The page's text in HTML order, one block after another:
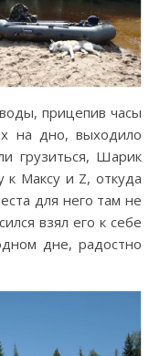
прицепив часы
на дно, выходило
грузиться, Шарик
к Максу и Z, откуда
для него там не
взял его к себе
дне, радостно